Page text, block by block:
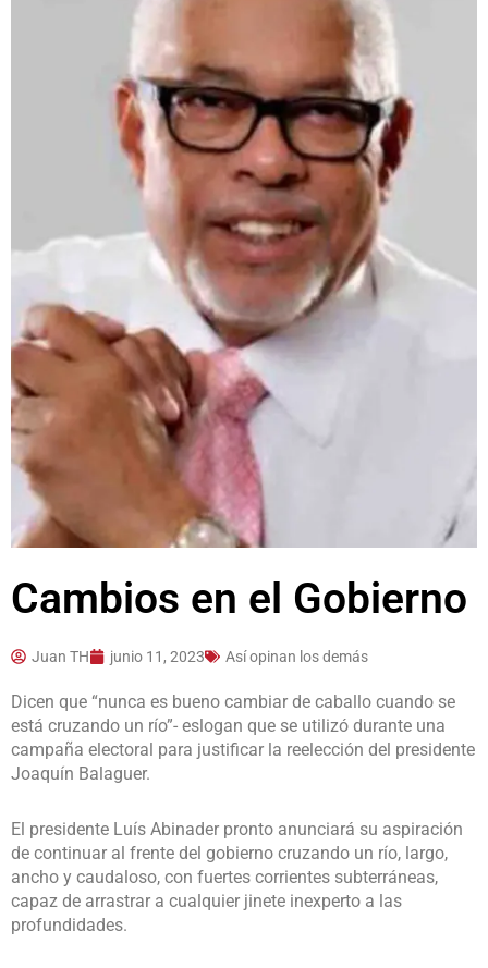
Cambios en el Gobierno
Juan TH junio 11, 2023 Así opinan los demás
Dicen que “nunca es bueno cambiar de caballo cuando se
está cruzando un río”- eslogan que se utilizó durante una
campaña electoral para justificar la reelección del presidente
Joaquín Balaguer.
El presidente Luís Abinader pronto anunciará su aspiración
de continuar al frente del gobierno cruzando un río, largo,
ancho y caudaloso, con fuertes corrientes subterráneas,
capaz de arrastrar a cualquier jinete inexperto a las
profundidades.